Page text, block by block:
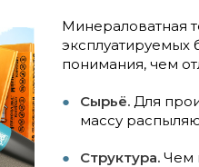
Минераловатная
эксплуатируемых
понимания, чем
Сырьё. Для
массу
Структура. Чем